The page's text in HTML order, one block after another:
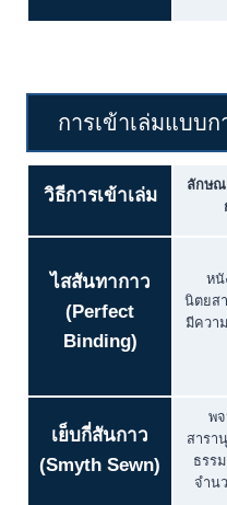
การเข้าเล่มแบบก
วิธีการเข้าเล่ม
ลักษณ
ไสสันทากาว
(Perfect
Binding)
หนั
นิตยส
มีควา
เย็บกี่สันกาว
(Smyth Sewn)
พ
สารา
ธรร
จำน